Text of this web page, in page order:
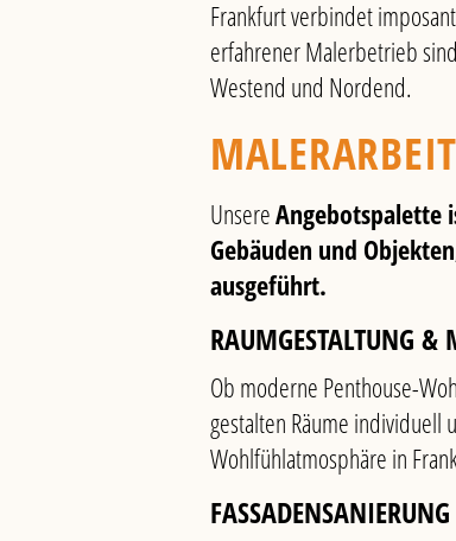
Frankfurt verbindet
erfahrener Malerbetrieb
Westend und Nordend.
UnsereAngebotspalette
Gebäuden und
ausgeführt.
RAUMGESTALTUNG &
Ob moderne Penthouse-
gestalten Räume individuell
Wohlfühlatmosphäre in